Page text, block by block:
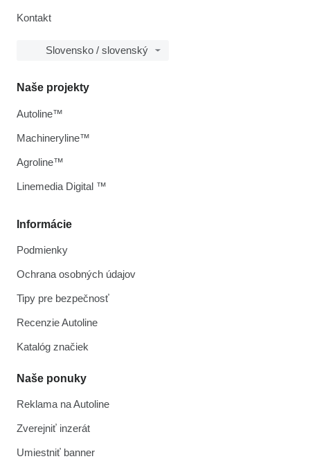
Kontakt
Slovensko / slovenský
Informácie
Podmienky
Ochrana osobných údajov
Tipy pre bezpečnosť
Recenzie Autoline
Katalóg značiek
Naše ponuky
Reklama na Autoline
Zverejniť inzerát
Umiestniť banner
Naše projekty
Autoline™
Machineryline™
Agroline™
Linemedia Digital ™